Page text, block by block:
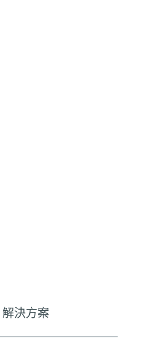
解決方案